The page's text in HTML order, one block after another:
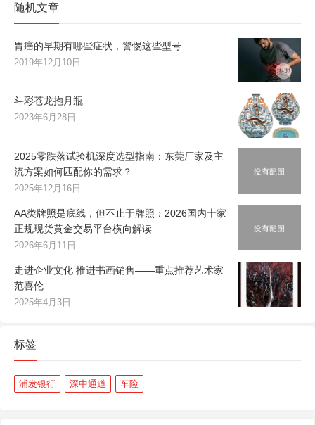
随机文章
胃癌的早期有哪些症状，警惕这些型号
2019年12月10日
斗彩苍龙抱月瓶
2023年6月28日
2025零跌落试验机深度选型指南：东莞厂家及主
流方案如何匹配你的需求？
2025年12月16日
AA类牌照是底线，但不止于牌照：2026国内十家
正规现货黄金交易平台横向解读
2026年6月11日
走进企业文化 推进书画销售——重点推荐艺术家
范喜伦
2025年4月3日
标签
浦发银行 深中通道 车险